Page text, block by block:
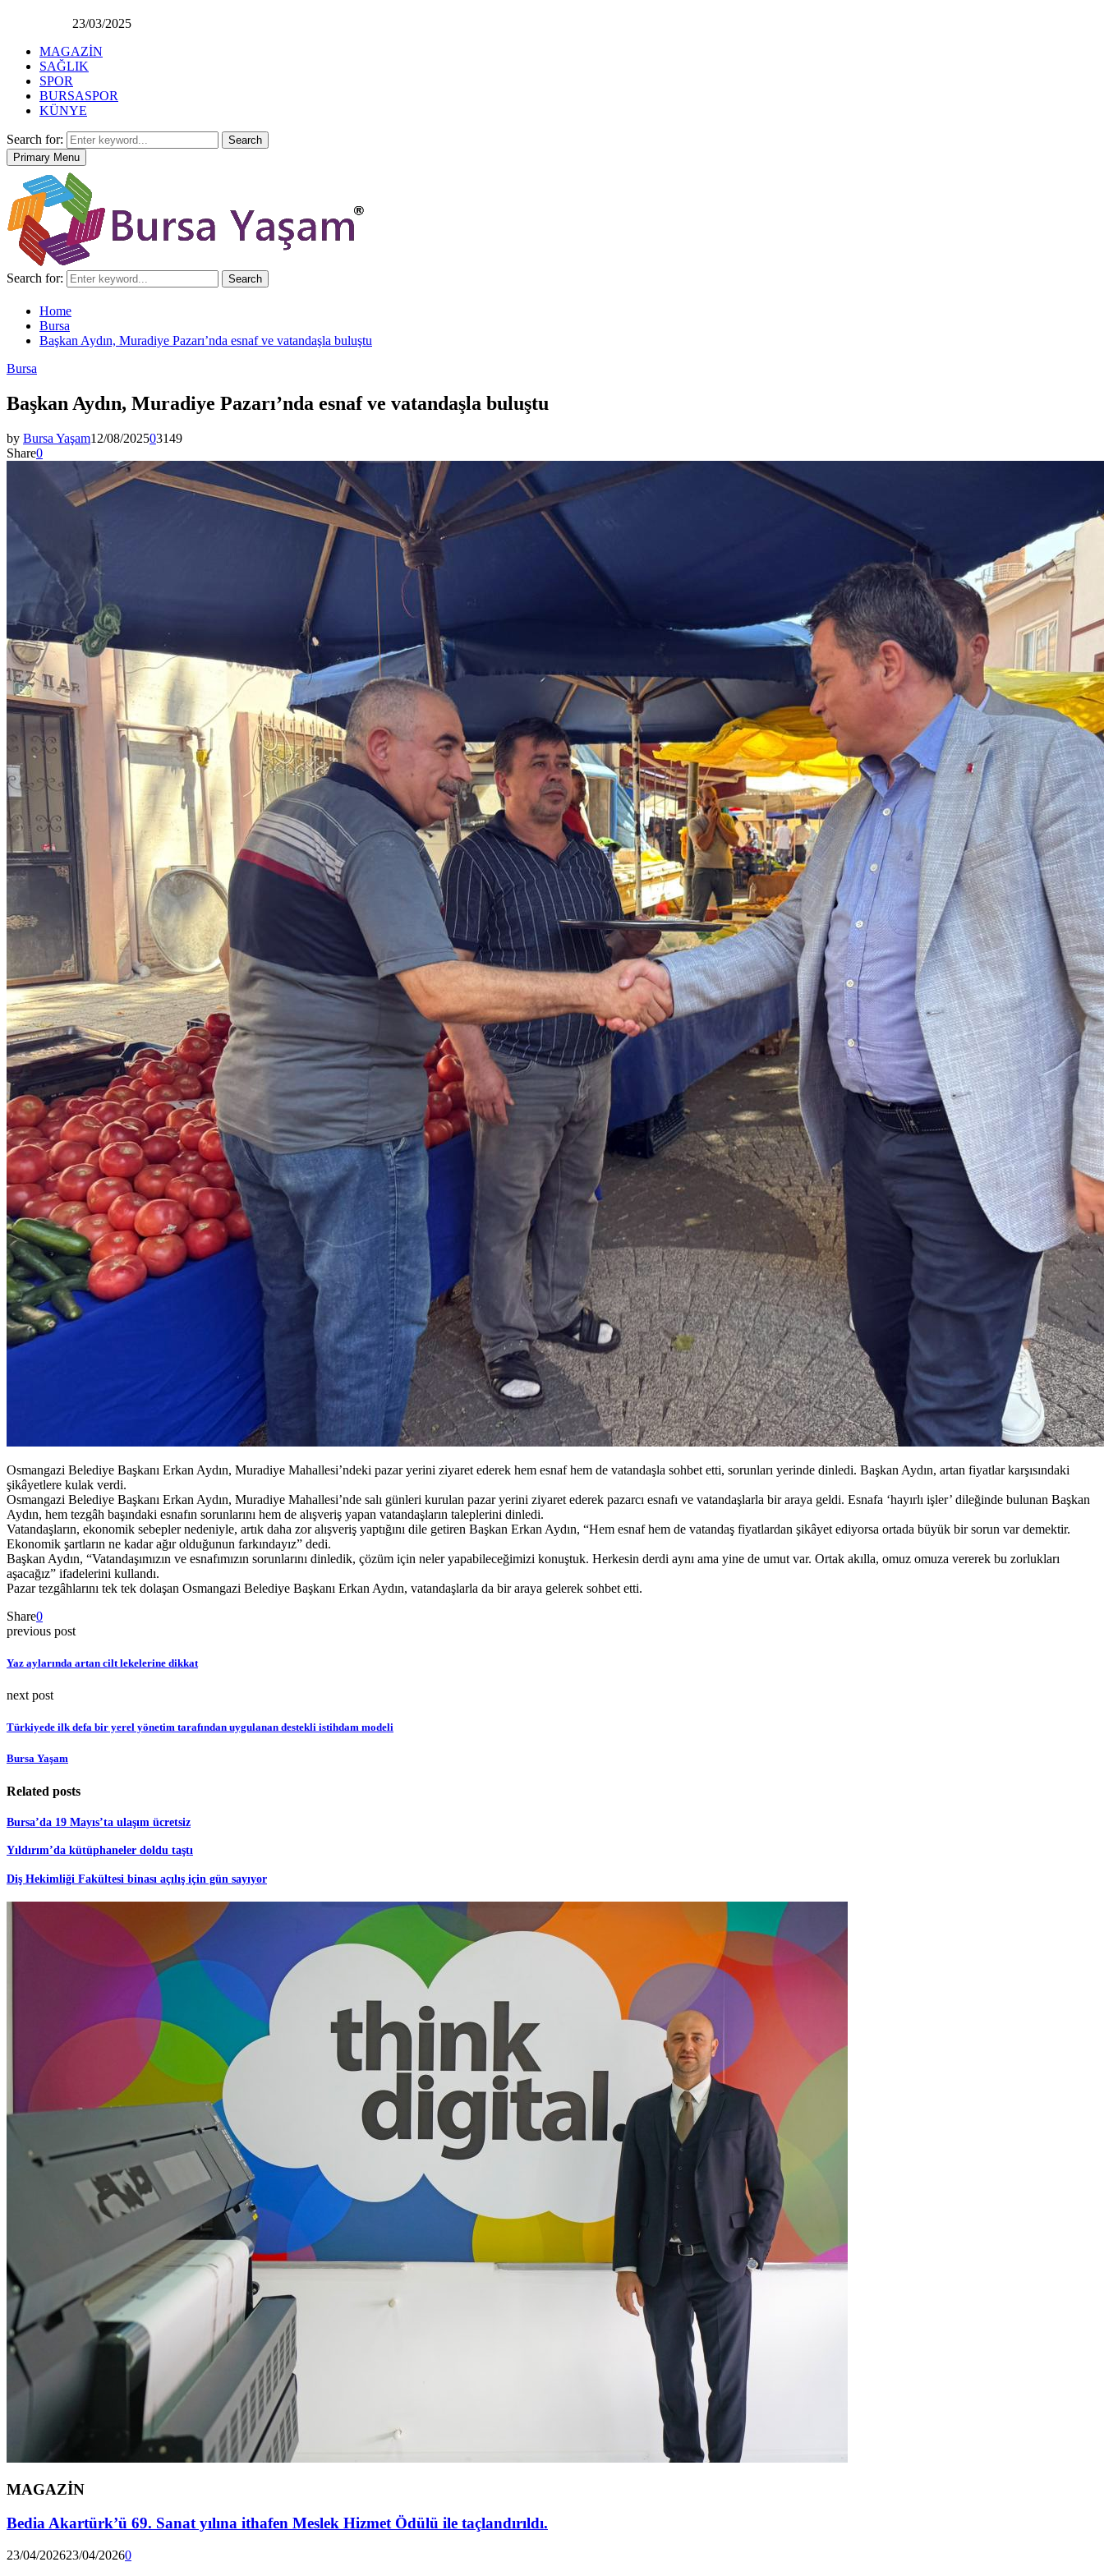
23/03/2025
MAGAZİN
SAĞLIK
SPOR
BURSASPOR
KÜNYE
Search for:
Search
Primary Menu
Search for: Search
Home
Bursa
Başkan Aydın, Muradiye Pazarı’nda esnaf ve vatandaşla buluştu
Bursa
Başkan Aydın, Muradiye Pazarı’nda esnaf ve vatandaşla buluştu
by Bursa Yaşam12/08/202503149
Share0
Osmangazi Belediye Başkanı Erkan Aydın, Muradiye Mahallesi’ndeki pazar yerini ziyaret ederek hem esnaf hem de vatandaşla sohbet etti, sorunları yerinde dinledi. Başkan Aydın, artan fiyatlar karşısındaki
şikâyetlere kulak verdi.
Osmangazi Belediye Başkanı Erkan Aydın, Muradiye Mahallesi’nde salı günleri kurulan pazar yerini ziyaret ederek pazarcı esnafı ve vatandaşlarla bir araya geldi. Esnafa ‘hayırlı işler’ dileğinde bulunan Başkan
Aydın, hem tezgâh başındaki esnafın sorunlarını hem de alışveriş yapan vatandaşların taleplerini dinledi.
Vatandaşların, ekonomik sebepler nedeniyle, artık daha zor alışveriş yaptığını dile getiren Başkan Erkan Aydın, “Hem esnaf hem de vatandaş fiyatlardan şikâyet ediyorsa ortada büyük bir sorun var demektir.
Ekonomik şartların ne kadar ağır olduğunun farkındayız” dedi.
Başkan Aydın, “Vatandaşımızın ve esnafımızın sorunlarını dinledik, çözüm için neler yapabileceğimizi konuştuk. Herkesin derdi aynı ama yine de umut var. Ortak akılla, omuz omuza vererek bu zorlukları
aşacağız” ifadelerini kullandı.
Pazar tezgâhlarını tek tek dolaşan Osmangazi Belediye Başkanı Erkan Aydın, vatandaşlarla da bir araya gelerek sohbet etti.
Share0
previous post
Yaz aylarında artan cilt lekelerine dikkat
next post
Türkiyede ilk defa bir yerel yönetim tarafından uygulanan destekli istihdam modeli
Bursa Yaşam
Related posts
Bursa’da 19 Mayıs’ta ulaşım ücretsiz
Yıldırım’da kütüphaneler doldu taştı
Diş Hekimliği Fakültesi binası açılış için gün sayıyor
MAGAZİN
Bedia Akartürk’ü 69. Sanat yılına ithafen Meslek Hizmet Ödülü ile taçlandırıldı.
23/04/202623/04/20260